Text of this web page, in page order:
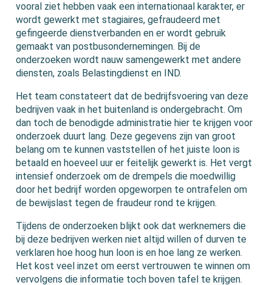
vooral ziet hebben vaak een internationaal karakter, er
wordt gewerkt met stagiaires, gefraudeerd met
gefingeerde dienstverbanden en er wordt gebruik
gemaakt van postbusondernemingen. Bij de
onderzoeken wordt nauw samengewerkt met andere
diensten, zoals Belastingdienst en IND.
Het team constateert dat de bedrijfsvoering van deze
bedrijven vaak in het buitenland is ondergebracht. Om
dan toch de benodigde administratie hier te krijgen voor
onderzoek duurt lang. Deze gegevens zijn van groot
belang om te kunnen vaststellen of het juiste loon is
betaald en hoeveel uur er feitelijk gewerkt is. Het vergt
intensief onderzoek om de drempels die moedwillig
door het bedrijf worden opgeworpen te ontrafelen om
de bewijslast tegen de fraudeur rond te krijgen.
Tijdens de onderzoeken blijkt ook dat werknemers die
bij deze bedrijven werken niet altijd willen of durven te
verklaren hoe hoog hun loon is en hoe lang ze werken.
Het kost veel inzet om eerst vertrouwen te winnen om
vervolgens die informatie toch boven tafel te krijgen.